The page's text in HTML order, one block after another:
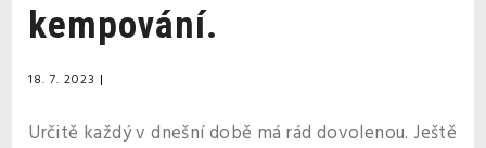
kempování.
18. 7. 2023 |
Určitě každý v dnešní době má rád dovolenou. Ještě